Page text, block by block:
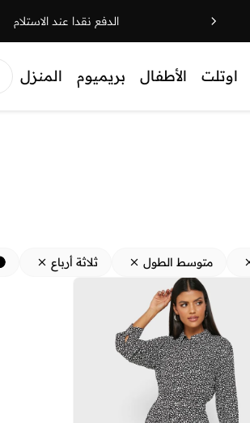
الدفع نقدا عند الاستلام
اوتلت الأطفال بريميوم المنزل
متوسط الطول ثلاثة أرباع